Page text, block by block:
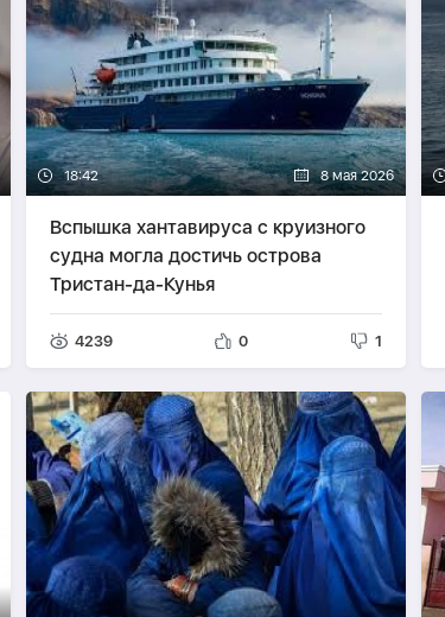
18:42 8 мая 2026
Вспышка хантавируса с круизного
судна могла достичь острова
Тристан-да-Кунья
4239 0 1